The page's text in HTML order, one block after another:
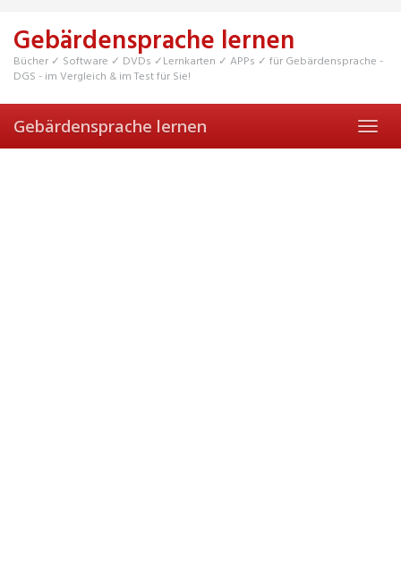
main
content
Gebärdensprache lernen
Bücher ✓ Software ✓ DVDs ✓Lernkarten ✓ APPs ✓ für Gebärdensprache -
DGS - im Vergleich & im Test für Sie!
Gebärdensprache lernen